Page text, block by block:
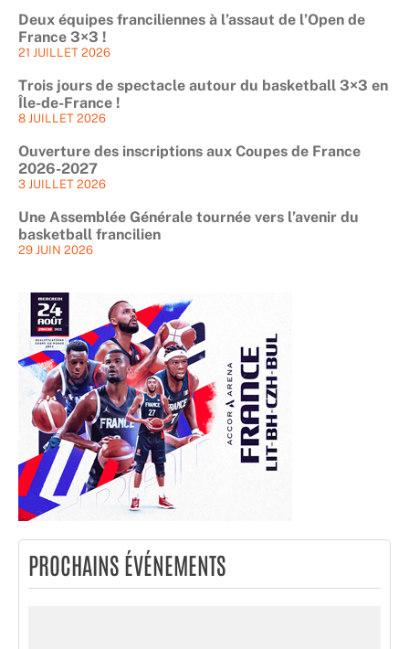
Deux équipes franciliennes à l’assaut de l’Open de
France 3×3 !
21 JUILLET 2026
Trois jours de spectacle autour du basketball 3×3 en
Île-de-France !
8 JUILLET 2026
Ouverture des inscriptions aux Coupes de France
2026-2027
3 JUILLET 2026
Une Assemblée Générale tournée vers l’avenir du
basketball francilien
29 JUIN 2026
PROCHAINS ÉVÉNEMENTS